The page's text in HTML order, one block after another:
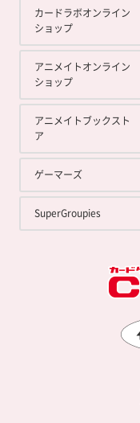
カードラボオンライン
ショップ
アニメイトオンライン
ショップ
アニメイトブックスト
ア
ゲーマーズ
SuperGroupies